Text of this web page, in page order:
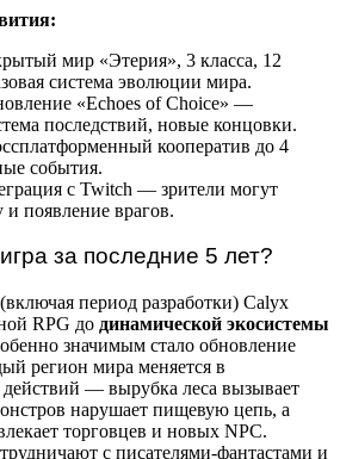
мир «Этерия», 3 класса, 12
система эволюции мира.
«Echoes of Choice» —
последствий, новые концовки.
кооператив до 4
события.
с Twitch — зрители могут
и появление врагов.
за последние 5 лет?
период разработки) Calyx
RPG до динамической экосистемы
значимым стало обновление
регион мира меняется в
— вырубка леса вызывает
нарушает пищевую цепь, а
торговцев и новых NPC.
с писателями-фантастами и